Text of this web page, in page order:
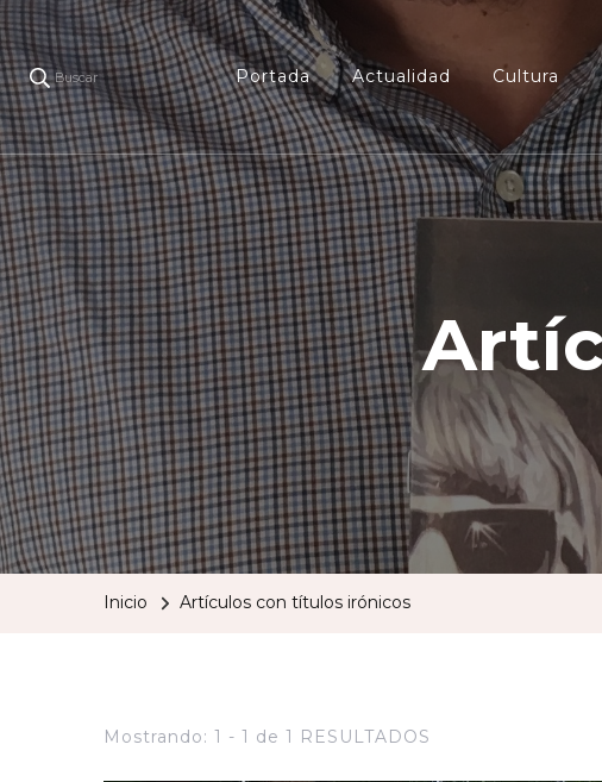
Buscar Portada Actualidad Cultura
Inicio Artículos con títulos irónicos
Mostrando: 1 - 1 de 1 RESULTADOS